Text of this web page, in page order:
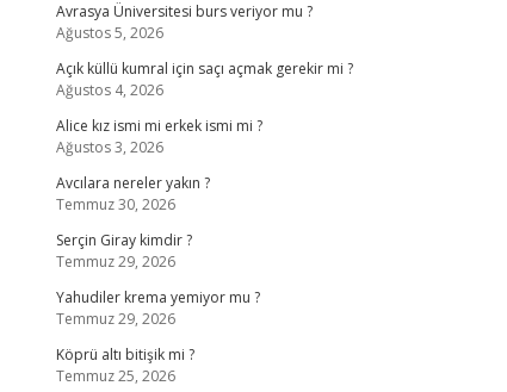
Avrasya Üniversitesi burs veriyor mu ?
Ağustos 5, 2026
Açık küllü kumral için saçı açmak gerekir mi ?
Ağustos 4, 2026
Alice kız ismi mi erkek ismi mi ?
Ağustos 3, 2026
Avcılara nereler yakın ?
Temmuz 30, 2026
Serçin Giray kimdir ?
Temmuz 29, 2026
Yahudiler krema yemiyor mu ?
Temmuz 29, 2026
Köprü altı bitişik mi ?
Temmuz 25, 2026